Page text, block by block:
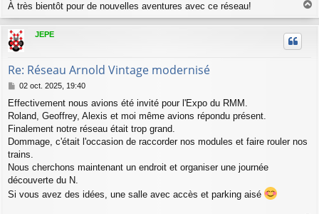
À très bientôt pour de nouvelles aventures avec ce réseau!
a
u
JEPE
Re: Réseau Arnold Vintage modernisé
M
s
s
a
g
e
02 oct. 2025, 19:40
Effectivement nous avions été invité pour l'Expo du RMM.
Roland, Geoffrey, Alexis et moi même avions répondu présent.
Finalement notre réseau était trop grand.
Dommage, c'était l'occasion de raccorder nos modules et faire rouler nos
trains.
Nous cherchons maintenant un endroit et organiser une journée
découverte du N.
Si vous avez des idées, une salle avec accès et parking aisé